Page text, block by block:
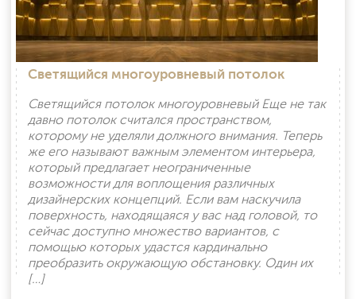
Светящийся многоуровневый потолок
Светящийся потолок многоуровневый Еще не так
давно потолок считался пространством,
которому не уделяли должного внимания. Теперь
же его называют важным элементом интерьера,
который предлагает неограниченные
возможности для воплощения различных
дизайнерских концепций. Если вам наскучила
поверхность, находящаяся у вас над головой, то
сейчас доступно множество вариантов, с
помощью которых удастся кардинально
преобразить окружающую обстановку. Один их
[…]